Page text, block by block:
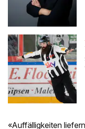
«Auffälligkeiten